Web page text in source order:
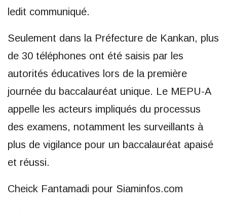
ledit communiqué.
Seulement dans la Préfecture de Kankan, plus
de 30 téléphones ont été saisis par les
autorités éducatives lors de la première
journée du baccalauréat unique. Le MEPU-A
appelle les acteurs impliqués du processus
des examens, notamment les surveillants à
plus de vigilance pour un baccalauréat apaisé
et réussi.
Cheick Fantamadi pour Siaminfos.com